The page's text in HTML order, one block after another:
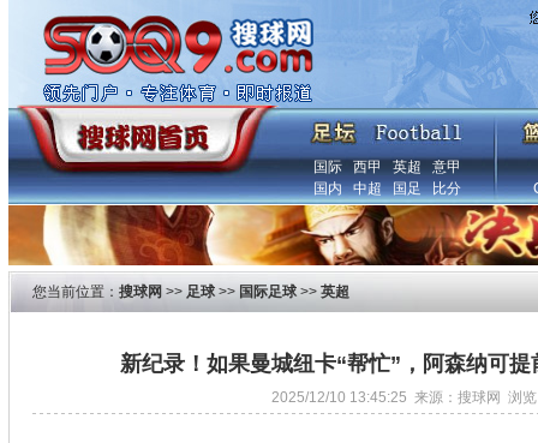
国际 西甲 英超
意甲
国内
中超 国足 比分
您当前位置： 搜球网 >> 足球>> 国际足球>> 英超
新纪录！如果曼城纽卡“帮忙”，阿森纳可
2025/12/10 13:45:25 来源：搜球网 浏